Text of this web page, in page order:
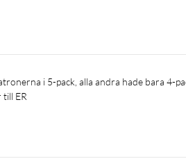
till ER